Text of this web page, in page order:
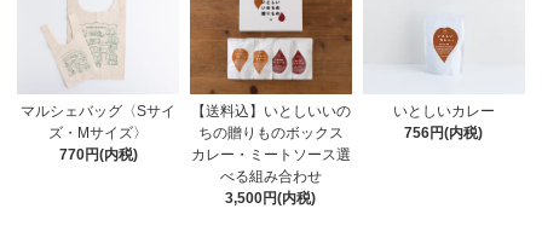
マルシェバッグ〈Sサイ
ズ・Mサイズ〉
770円(内税)
【送料込】いとしいいの
ちの贈りものボックス
カレー・ミートソース選
べる組み合わせ
3,500円(内税)
いとしいカレー
756円(内税)